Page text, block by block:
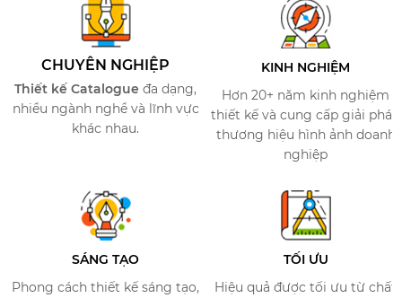
CHUYÊN NGHIỆP
Thiết kế Catalogue đa dạng,
nhiều ngành nghề và lĩnh vực
khác nhau.
KINH NGHIỆM
Hơn 20+ năm kinh nghiệm
thiết kế và cung cấp giải pháp
thương hiệu hình ảnh doanh
nghiệp
SÁNG TẠO
Phong cách thiết kế sáng tạo,
TỐI ƯU​​
Hiệu quả được tối ưu từ chất